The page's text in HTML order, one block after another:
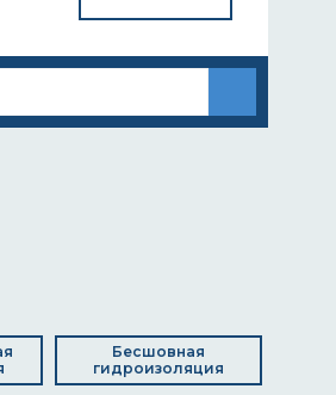
Бесшовная
гидроизоляция